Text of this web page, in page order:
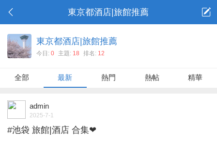
東京都酒店|旅館推薦
東京都酒店|旅館推薦
今日: 0 主題: 18 排名: 12
全部 最新 熱門 熱帖 精華
admin
2025-7-1
#池袋 旅館|酒店 合集❤